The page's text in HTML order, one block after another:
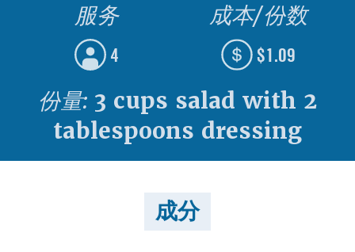
服务
4
成本/份数
$1.09
份量: 3 cups salad with 2
tablespoons dressing
成分